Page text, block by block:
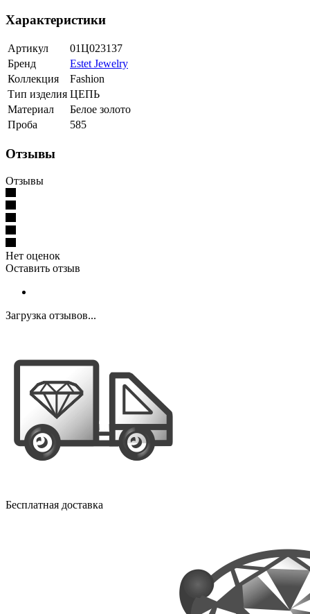
Характеристики
Артикул
01Ц023137
Бренд
Estet Jewelry
Коллекция
Fashion
Тип изделия ЦЕПЬ
Материал
Белое золото
Проба
585
Отзывы
Отзывы
Нет оценок
Оставить отзыв
Загрузка отзывов...
Бесплатная доставка